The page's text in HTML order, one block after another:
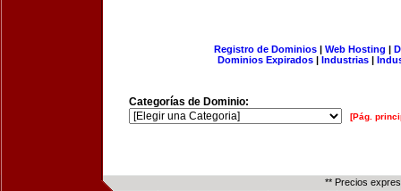
Registro de Dominios| Web Hosting |
Dominios Expirados | Industrias |
Categorías de Dominio:
[Pág.
** Precios